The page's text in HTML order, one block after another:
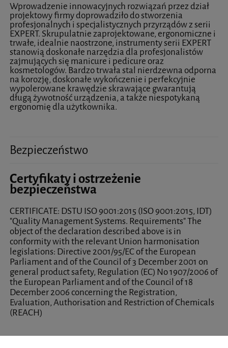
Wprowadzenie innowacyjnych rozwiązań przez dział
projektowy firmy doprowadziło do stworzenia
profesjonalnych i specjalistycznych przyrządów z serii
EXPERT. Skrupulatnie zaprojektowane, ergonomiczne i
trwałe, idealnie naostrzone, instrumenty serii EXPERT
stanowią doskonałe narzędzia dla profesjonalistów
zajmujących się manicure i pedicure oraz
kosmetologów. Bardzo trwała stal nierdzewna odporna
na korozję, doskonałe wykończenie i perfekcyjnie
wypolerowane krawędzie skrawające gwarantują
długą żywotność urządzenia, a także niespotykaną
ergonomię dla użytkownika.
Bezpieczeństwo
Certyfikaty i ostrzeżenie
bezpieczeństwa
CERTIFICATE: DSTU ISO 9001:2015 (ISO 9001:2015, IDT)
"Quality Management Systems. Requirements" The
object of the declaration described above is in
conformity with the relevant Union harmonisation
legislations: Directive 2001/95/EC of the European
Parliament and of the Council of 3 December 2001 on
general product safety, Regulation (EC) No 1907/2006 of
the European Parliament and of the Council of 18
December 2006 concerning the Registration,
Evaluation, Authorisation and Restriction of Chemicals
(REACH)